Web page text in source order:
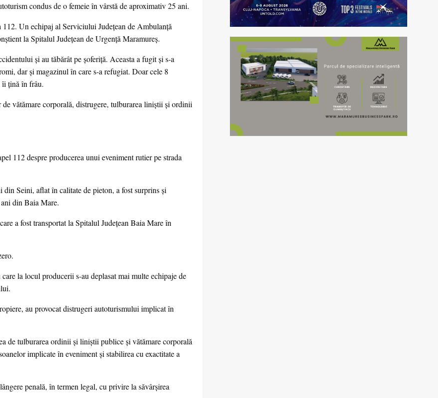
condus de o femeie în vârstă de aproximativ 25 ani.
Un echipaj al Serviciului Județean de Ambulanță
la Spitalul Județean de Urgență Maramureș.
și au tăbărât pe șoferiță. Aceasta a fugit și s-a
dar și magazinul în care s-a refugiat. Doar cele 8
îi țină în frâu.
vătămare corporală, distrugere, tulburarea liniștii și ordinii
112 despre producerea unui eveniment rutier pe strada
Seini, aflat în calitate de pieton, a fost surprins și
din Baia Mare.
a fost transportat la Spitalul Județean Baia Mare în
la locul producerii s-au deplasat mai multe echipaje de
au provocat distrugeri autoturismului implicat în
de tulburarea ordinii și liniștii publice și vătămare corporală
implicate în eveniment și stabilirea cu exactitate a
penală, în termen legal, cu privire la săvârșirea